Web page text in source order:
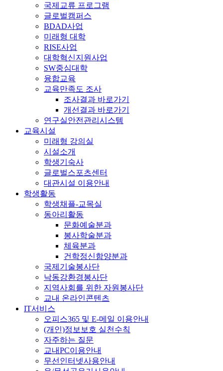
국제교류 프로그램
글로벌캠퍼스
BDAD사업
미래형 대학
RISE사업
대학혁신지원사업
SW중심대학
융합교육
교육만족도 조사
조사결과 바로가기
개선결과 바로가기
연구실안전관리시스템
교육시설
미래형 강의실
시설소개
학생기숙사
글로벌스포츠센터
대관시설 이용안내
학생활동
학생채플-교목실
동아리활동
문화예술분과
봉사학술분과
체육분과
건학정신함양분과
국제기술봉사단
낙동강환경봉사단
지역사회를 위한 자원봉사단
교내 온라인콘텐츠
IT서비스
오피스365 및 E-메일 이용안내
(개인)정보보호 실천수칙
자주하는 질문
교내PC이용안내
무선인터넷사용안내